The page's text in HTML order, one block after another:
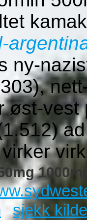
ny-
øst-
sjekk kilde